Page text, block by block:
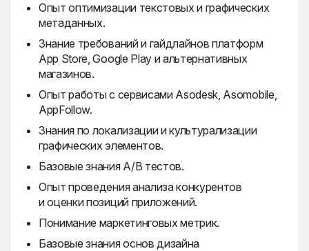
Опыт оптимизации текстовых и графических
метаданных.
Знание требований и гайдлайнов платформ
App Store, Google Play и альтернативных
магазинов.
Опыт работы с сервисами Asodesk, Asomobile,
AppFollow.
Знания по локализации и культурализации
графических элементов.
Базовые знания А/В тестов.
Опыт проведения анализа конкурентов
и оценки позиций приложений.
Понимание маркетинговых метрик.
Базовые знания основ дизайна